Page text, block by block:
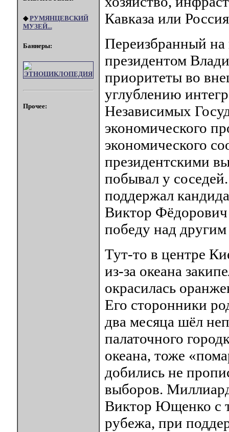
◆РУМЯНЦЕВСКИЙ
МУЗЕЙ...
Баннеры:
Прочее:
Кавказа или
Переизбранный на
президентом
приоритеты во
углублению
Независимых
экономического
экономического
президентскими
побывал у
поддержал
Виктор
победу над
Тут-то в центре
из-за океана
окрасилась
Его сторонники
два месяца шёл
палаточного
океана, тоже
добились не
выборов.
Виктор Ющенко с
рубежа, при